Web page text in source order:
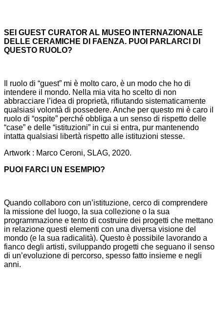
SEI GUEST CURATOR AL MUSEO INTERNAZIONALE
DELLE CERAMICHE DI FAENZA. PUOI PARLARCI DI
QUESTO RUOLO?
Il ruolo di “guest” mi è molto caro, è un modo che ho di
intendere il mondo. Nella mia vita ho scelto di non
abbracciare l’idea di proprietà, rifiutando sistematicamente
qualsiasi volontà di possedere. Anche per questo mi è caro il
ruolo di “ospite” perché obbliga a un senso di rispetto delle
“case” e delle “istituzioni” in cui si entra, pur mantenendo
intatta qualsiasi libertà rispetto alle istituzioni stesse.
Artwork : Marco Ceroni, SLAG, 2020.
PUOI FARCI UN ESEMPIO?
Quando collaboro con un’istituzione, cerco di comprendere
la missione del luogo, la sua collezione o la sua
programmazione e tento di costruire dei progetti che mettano
in relazione questi elementi con una diversa visione del
mondo (e la sua radicalità). Questo è possibile lavorando a
fianco degli artisti, sviluppando progetti che seguano il senso
di un’evoluzione di percorso, spesso fatto insieme e negli
anni.